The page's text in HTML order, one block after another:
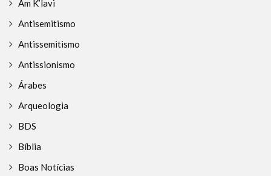
Am K’lavi
Antisemitismo
Antissemitismo
Antissionismo
Árabes
Arqueologia
BDS
Bíblia
Boas Notícias